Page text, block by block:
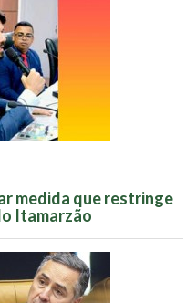
medida que restringe
Itamarzão